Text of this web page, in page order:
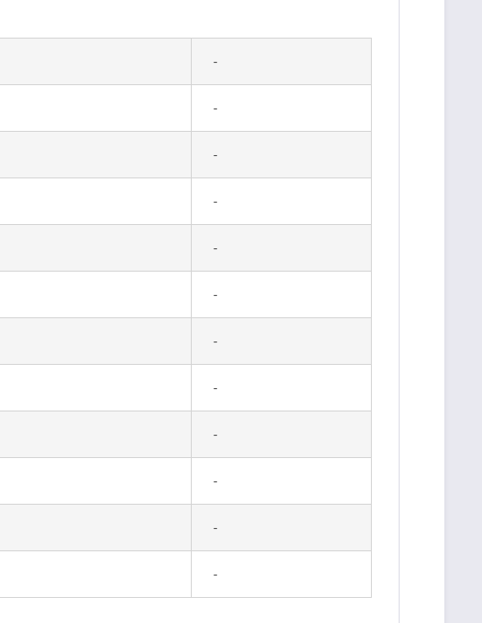
-
-
-
-
-
-
-
-
-
-
-
-